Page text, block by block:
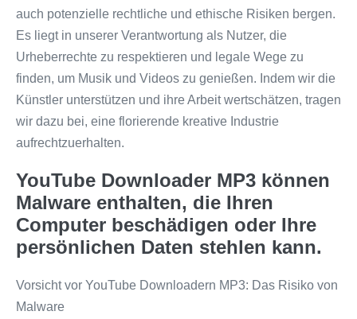
auch potenzielle rechtliche und ethische Risiken bergen.
Es liegt in unserer Verantwortung als Nutzer, die
Urheberrechte zu respektieren und legale Wege zu
finden, um Musik und Videos zu genießen. Indem wir die
Künstler unterstützen und ihre Arbeit wertschätzen, tragen
wir dazu bei, eine florierende kreative Industrie
aufrechtzuerhalten.
YouTube Downloader MP3 können
Malware enthalten, die Ihren
Computer beschädigen oder Ihre
persönlichen Daten stehlen kann.
Vorsicht vor YouTube Downloadern MP3: Das Risiko von
Malware